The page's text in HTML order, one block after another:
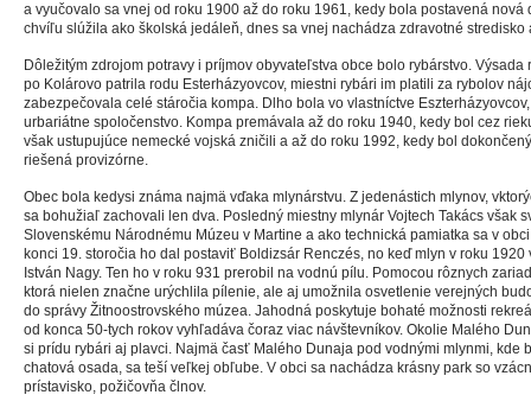
a vyučovalo sa vnej od roku 1900 až do roku 1961, kedy bola postavená
chvíľu slúžila ako školská jedáleň, dnes sa vnej nachádza zdravotné
Dôležitým zdrojom potravy i príjmov obyvateľstva obce bolo rybárstvo.
po Kolárovo patrila rodu Esterházyovcov, miestni rybári im platili za rybolov
zabezpečovala celé stáročia kompa. Dlho bola vo vlastníctve
urbariátne spoločenstvo. Kompa premávala až do roku 1940, kedy bol cez
však ustupujúce nemecké vojská zničili a až do roku 1992, kedy bol
riešená provizórne.
Obec bola kedysi známa najmä vďaka mlynárstvu. Z jedenástich mlynov,
sa bohužiaľ zachovali len dva. Posledný miestny mlynár Vojtech Takács však
Slovenskému Národnému Múzeu v Martine a ako technická pamiatka sa v
konci 19. storočia ho dal postaviť Boldizsár Renczés, no keď mlyn v roku
István Nagy. Ten ho v roku 931 prerobil na vodnú pílu. Pomocou rôznych
ktorá nielen značne urýchlila pílenie, ale aj umožnila osvetlenie verejných
do správy Žitnoostrovského múzea. Jahodná poskytuje bohaté možnosti
od konca 50-tych rokov vyhľadáva čoraz viac návštevníkov. Okolie Malého
si prídu rybári aj plavci. Najmä časť Malého Dunaja pod vodnými mlynmi, kde
chatová osada, sa teší veľkej obľube. V obci sa nachádza krásny park so
prístavisko, požičovňa člnov.